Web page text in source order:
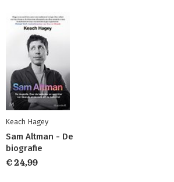
Keach Hagey
Sam Altman - De
biografie
€ 24,99